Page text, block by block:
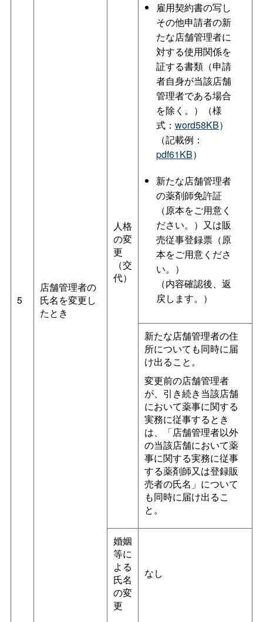
5
店舗管理者の
氏名を変更し
たとき
人格
の変
更
（交
代）
雇用契約書の写し
その他申請者の新
たな店舗管理者に
対する使用関係を
証する書類（申請
者自身が当該店舗
管理者である場合
を除く。）（様
式： word58KB）
（記載例：
pdf61KB）
新たな店舗管理者
の薬剤師免許証
（原本をご用意く
ださい。）又は販
売従事登録票（原
本をご用意くださ
い。）
（内容確認後、返
戻します。）
新たな店舗管理者の住
所についても同時に届
け出ること。
変更前の店舗管理者
が、引き続き当該店舗
において薬事に関する
実務に従事するとき
は、「店舗管理者以外
の当該店舗において薬
事に関する実務に従事
する薬剤師又は登録販
売者の氏名」について
も同時に届け出るこ
と。
婚姻
等に
よる
氏名
の変
更
なし